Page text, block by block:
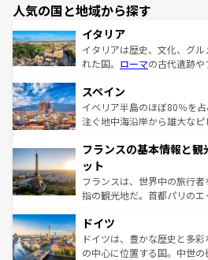
人気の国と地域から探す
イタリア
イタリアは歴史、文化、グ
れた国。 ローマの古代遺跡
ろん、トスカーナの美しい田
景など、自然景観も見逃せ
ピザやパスタなど、絶品の
ませてくれるイタリアで、
なお、新着のイタリア情報は
しい。
スペイン
イベリア半島のほぼ80％を
注ぐ地中海沿岸から雄大な
文化が根付くこの国では、
れる闘牛、そして美味しいタ
る。首都マドリードの洗練
アートに溢れた街角から、
せる。地方によって風土や気
性
ンテンツ一覧を参照してほし
フランスの基本情報と
ット
フランスは、世界中の旅行
指の観光地だ。首都パリの
で、幅広い魅力が詰まってい
聖堂、美しいビーチ、そし
から魅了する。また、フラ
ドイツ
ドイツは、豊かな歴史と多
の中心に位置する国。中世